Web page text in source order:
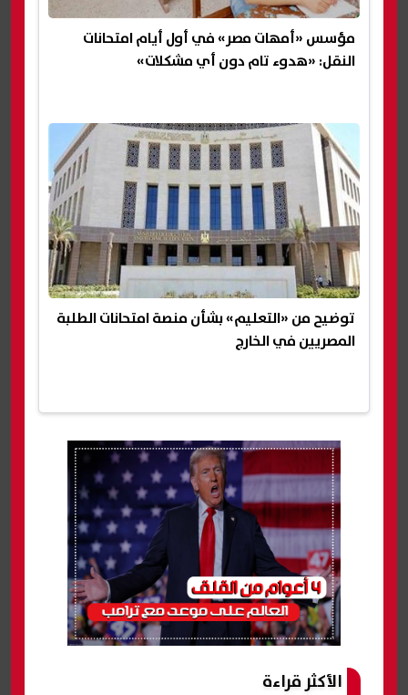
مؤسس «أمهات مصر» في أول أيام امتحانات
النقل: «هدوء تام دون أي مشكلات»
توضيح من «التعليم» بشأن منصة امتحانات الطلبة
المصريين في الخارج
الأكثر قراءة